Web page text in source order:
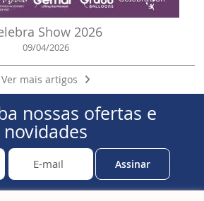
Show 2026
09/04/2026
Ver mais artigos
nossas ofertas e
novidades
Assinar